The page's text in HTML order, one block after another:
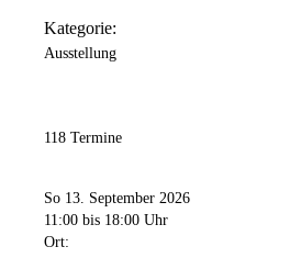
Kategorie:
Ausstellung
118 Termine
So 13. September 2026
11:00 bis 18:00 Uhr
Ort: